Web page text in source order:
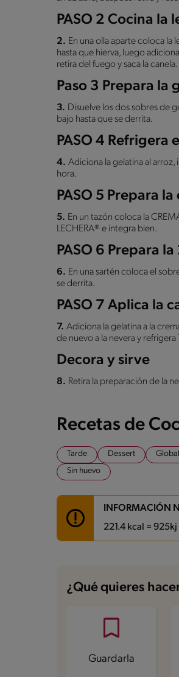
PASO 2 Cocina la
2. En una olla aparte coloca la
hasta que hierva, luego
retira del fuego y saca la canela.
Paso 3 Prepara la
3. Disuelve los dos sobres de
bajo hasta que se derrita.
PASO 4 Refrigera
4. Adiciona la gelatina al
hora.
PASO 5 Prepara
5. En un tazón coloca la
LECHERA® e integra bien.
PASO 6 Prepara
6. En una sartén coloca el
se derrita.
PASO 7 Aplica la
7. Adiciona la gelatina a la
de nuevo a la nevera y refrigera
Decora y sirve
8. Retira la preparación de la
Recetas de
Tarde Dessert Global
Sin huevo
INFORMACIÓN
221.4 kcal =
Energía
221.4 kcal
Grasas 5.8 g
Sodio
¿Qué quieres
Guardarla